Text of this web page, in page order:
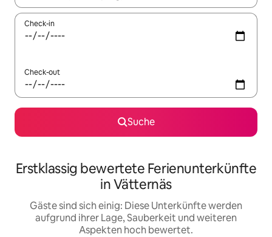
Check-in
Check-out
Suche
Erstklassig bewertete Ferienunterkünfte
in Vätternäs
Gäste sind sich einig: Diese Unterkünfte werden
aufgrund ihrer Lage, Sauberkeit und weiteren
Aspekten hoch bewertet.